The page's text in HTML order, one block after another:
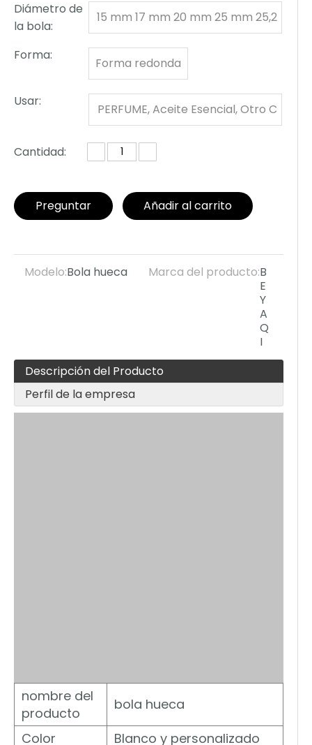
Diámetro de
la bola:
15 mm 17 mm 20 mm 25 mm 25,2
Forma:
Forma redonda
Usar:
PERFUME, Aceite Esencial, Otro C
Cantidad:
Preguntar Añadir al carrito
Modelo:Bola hueca Marca del producto:B
E
Y
A
Q
I
Descripción del Producto
Perfil de la empresa
nombre del
producto
bola hueca
Color
Blanco y personalizado